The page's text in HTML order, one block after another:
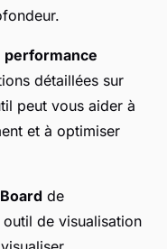
performance
détaillées sur
peut vous aider à
et à optimiser
de
de visualisation